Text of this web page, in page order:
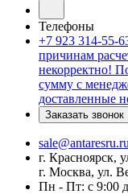
Телефоны
+7 923 314-55-
причинам
некорректно!
сумму с
доставленные
Заказать звонок
sale@antaresru.ru
г. Красноярск,
г. Москва, ул.
Пн - Пт: с 9:00